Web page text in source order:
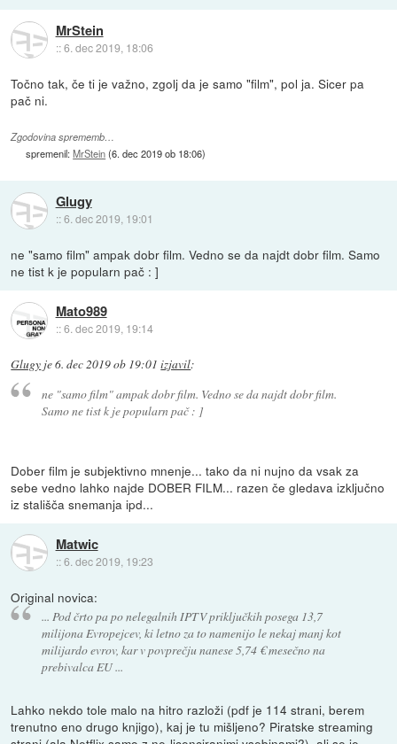
MrStein
::6. dec 2019, 18:06
Točno tak, če ti je važno, zgolj da je samo "film", pol ja. Sicer pa
pač ni.
Zgodovina sprememb…
spremenil:MrStein(6. dec 2019 ob 18:06)
Glugy
::6. dec 2019, 19:01
ne "samo film" ampak dobr film. Vedno se da najdt dobr film. Samo
ne tist k je popularn pač : ]
Mato989
::6. dec 2019, 19:14
Glugy je6. dec 2019 ob 19:01 izjavil:
ne "samo film" ampak dobr film. Vedno se da najdt dobr film.
Samo ne tist k je popularn pač : ]
Dober film je subjektivno mnenje... tako da ni nujno da vsak za
sebe vedno lahko najde DOBER FILM... razen če gledava izključno
iz stališča snemanja ipd...
Matwic
::6. dec 2019, 19:23
Original novica:
... Pod črto pa po nelegalnih IPTV priključkih posega 13,7
milijona Evropejcev, ki letno za to namenijo le nekaj manj kot
milijardo evrov, kar v povprečju nanese 5,74 € mesečno na
prebivalca EU ...
Lahko nekdo tole malo na hitro razloži (pdf je 114 strani, berem
trenutno eno drugo knjigo), kaj je tu mišljeno? Piratske streaming